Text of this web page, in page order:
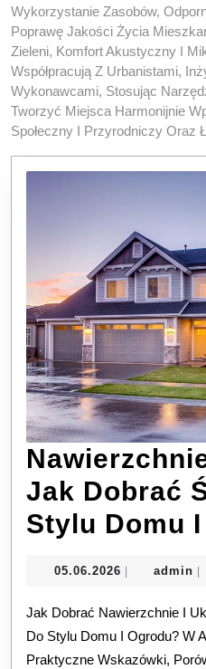
Wykorzystanie Zasobów,
Poprawę Jakości Życia
Zieleni, Komfort Akustyczny I
Współpracują Z Urbanistami,
Wykonawcami, Stosując
Tworzyć Miejsca Harmonijnie
Społeczny I Przyrodniczy Oraz
Jak Dobrać
Stylu Domu
05.06.2026 05.06.2026
admin
Jak Dobrać Nawierzchnie I
Do Stylu Domu I Ogrodu? W
Praktyczne Wskazówki,